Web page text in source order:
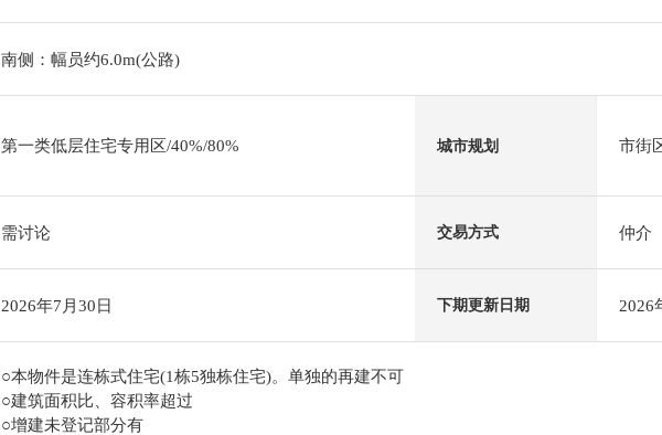
南侧：幅员约6.0m(公路)
第一类低层住宅专用区/40%/80% 城市规划 市街
需讨论 交易方式 仲介
2026年7月30日 下期更新日期 2026
○本物件是连栋式住宅(1栋5独栋住宅)。单独的再建不可
○建筑面积比、容积率超过
○增建未登记部分有